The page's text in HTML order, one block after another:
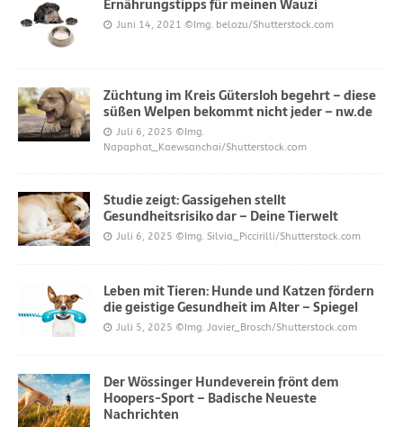
Ernährungstipps für meinen Wauzi
Juni 14, 2021 ©Img. belozu/Shutterstock.com
Züchtung im Kreis Gütersloh begehrt – diese
süßen Welpen bekommt nicht jeder – nw.de
Juli 6, 2025 ©Img.
Napaphat_Kaewsanchai/Shutterstock.com
Studie zeigt: Gassigehen stellt
Gesundheitsrisiko dar – Deine Tierwelt
Juli 6, 2025 ©Img. Silvia_Piccirilli/Shutterstock.com
Leben mit Tieren: Hunde und Katzen fördern
die geistige Gesundheit im Alter – Spiegel
Juli 5, 2025 ©Img. Javier_Brosch/Shutterstock.com
Der Wössinger Hundeverein frönt dem
Hoopers-Sport – Badische Neueste
Nachrichten